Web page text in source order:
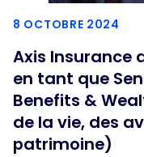
8 OCTOBRE 2024
Axis Insurance
en tant que
Benefits &
de la vie, des
patrimoine)